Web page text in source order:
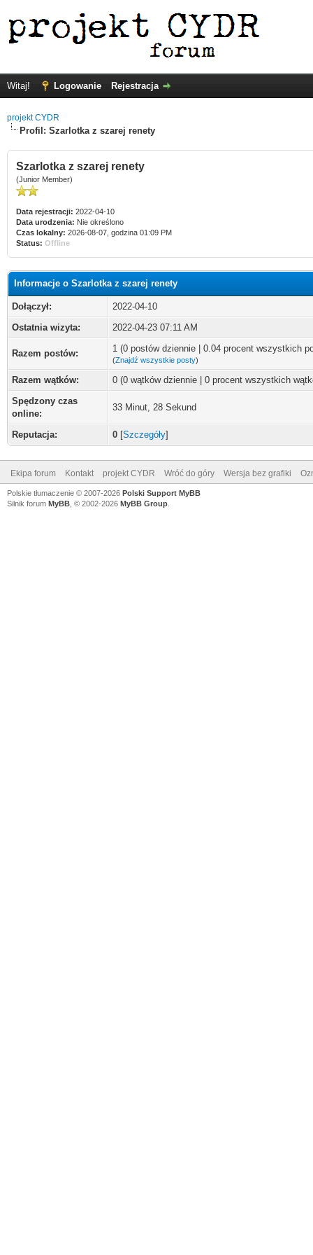
Witaj! Logowanie Rejestracja
projekt CYDR
Profil: Szarlotka z szarej renety
Szarlotka z szarej renety
(Junior Member)
Data rejestracji: 2022-04-10
Data urodzenia: Nie określono
Czas lokalny: 2026-08-07, godzina 01:09 PM
Status: Offline
Informacje o Szarlotka z szarej renety
Dołączył:
2022-04-10
Ostatnia wizyta:
2022-04-23 07:11 AM
Razem postów: 1 (0 postów dziennie | 0.04 procent wszystkich
(Znajdź wszystkie posty)
Razem wątków:
0 (0 wątków dziennie | 0 procent wszystkich
Spędzony czas
online:
33 Minut, 28 Sekund
Reputacja: 0 [Szczegóły]
Ekipa forum Kontakt projekt CYDR Wróć do góry Wersja bez grafiki
Polskie tłumaczenie © 2007-2026 Polski Support MyBB
Silnik forum MyBB , © 2002-2026 MyBB Group